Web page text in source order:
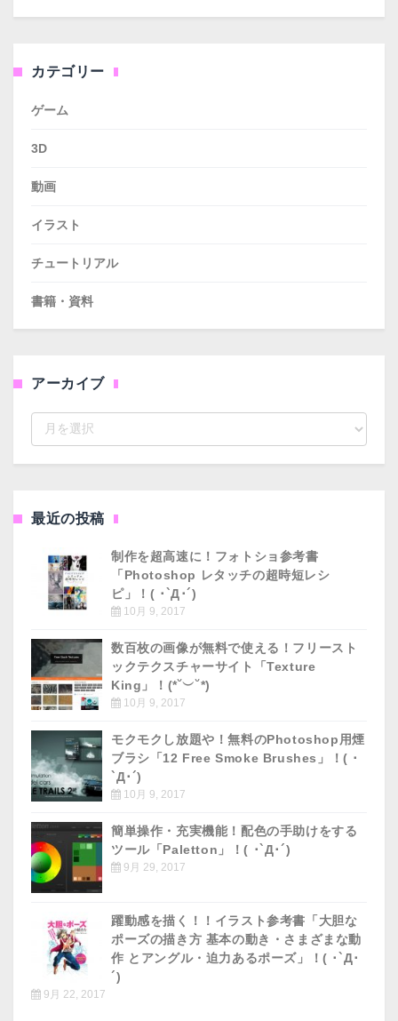
カテゴリー
ゲーム
3D
動画
イラスト
チュートリアル
書籍・資料
アーカイブ
ー
カ
最近の投稿
制作を超高速に！フォトショ参考書
「Photoshop レタッチの超時短レシ
ピ」！( ･`д･´)
10月 9, 2017
数百枚の画像が無料で使える！フリースト
ックテクスチャーサイト「Texture
King」！(*˘︶˘*)
10月 9, 2017
モクモクし放題や！無料のPhotoshop用煙
ブラシ「12 Free Smoke Brushes」！( ･
`д･´)
10月 9, 2017
簡単操作・充実機能！配色の手助けをする
ツール「Paletton」！( ･`д･´)
9月 29, 2017
躍動感を描く！！イラスト参考書「大胆な
ポーズの描き方 基本の動き・さまざまな動
作 とアングル・迫力あるポーズ」！( ･`д･
´)
9月 22, 2017